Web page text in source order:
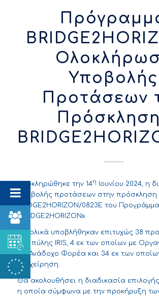
Υποβολής
Προτάσεων
Ολοκληρώθηκε την 14η Ιουνίου 2024, η
υποβολής προτάσεων στην πρόσκληση
BRIDGE2HORIZON/0823Ε του
«BRIDGE2HORIZON».
Συνολικά υποβλήθηκαν επιτυχώς 38
της πύλης IRIS, 4 εκ των οποίων με
ως Ανάδοχο Φορέα και 34 εκ των
Επιχείρηση.
Θα ακολουθήσει η διαδικασία
η οποία σύμφωνα με την προκήρυξη